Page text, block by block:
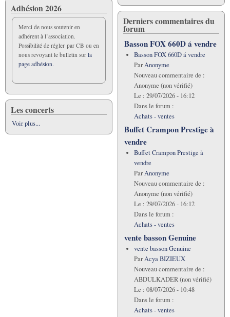
Adhésion 2026
Merci de nous soutenir en
adhérent à l’association.
Possibilité de régler par CB ou en
nous revoyant le bulletin sur la
page adhésion.
Les concerts
Voir plus...
Derniers commentaires du
forum
Basson FOX 660D á vendre
Basson FOX 660D á vendre
ParAnonyme
Nouveau commentaire de :
Anonyme (non vérifié)
Le : 29/07/2026 - 16:12
Dans le forum :
Achats - ventes
Buffet Crampon Prestige à
vendre
Buffet Crampon Prestige à
vendre
ParAnonyme
Nouveau commentaire de :
Anonyme (non vérifié)
Le : 29/07/2026 - 16:12
Dans le forum :
Achats - ventes
vente basson Genuine
vente basson Genuine
ParAcya BIZIEUX
Nouveau commentaire de :
ABDULKADER (non vérifié)
Le : 08/07/2026 - 10:48
Dans le forum :
Achats - ventes